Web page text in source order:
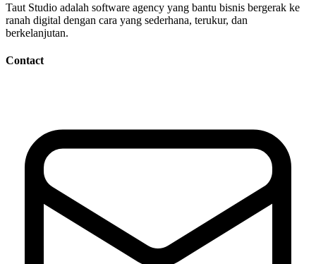
Taut Studio adalah software agency yang bantu bisnis bergerak ke
ranah digital dengan cara yang sederhana, terukur, dan
berkelanjutan.
Contact